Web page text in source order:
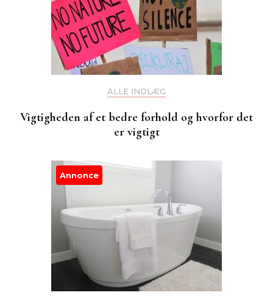
ALLE INDLÆG
Vigtigheden af et bedre forhold og hvorfor det
er vigtigt
Annonce